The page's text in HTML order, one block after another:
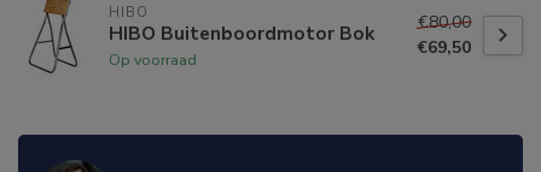
HIBO
HIBO Buitenboordmotor Bok
Op voorraad
€80,00
€69,50